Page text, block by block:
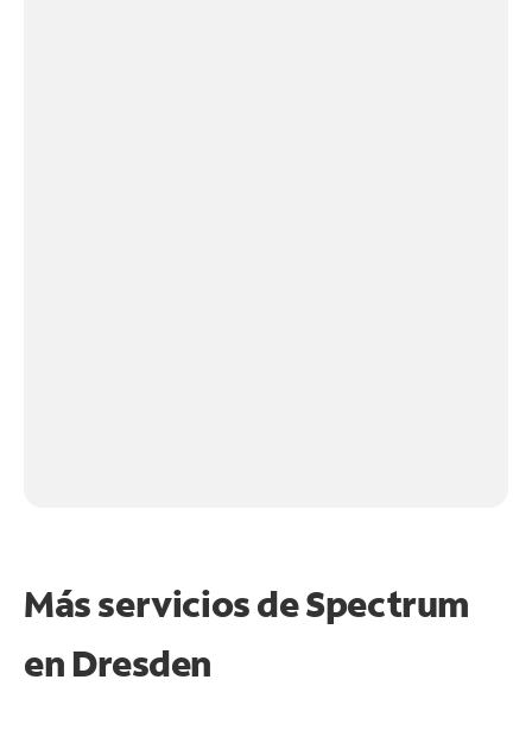
Más servicios de Spectrum
en Dresden